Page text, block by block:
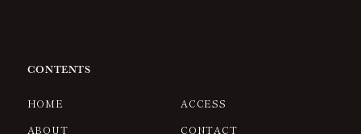
CONTENTS
HOME
ABOUT
ACCESS
CONTACT